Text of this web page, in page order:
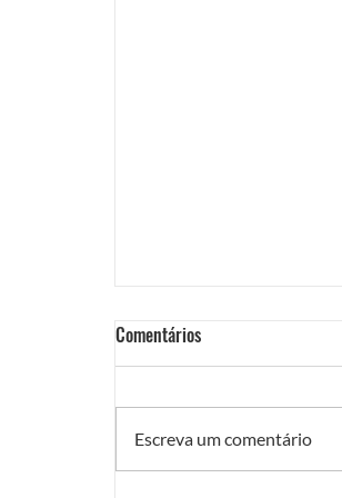
Comentários
Escreva um comentário